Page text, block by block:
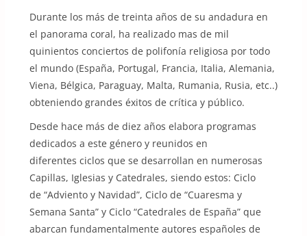
Durante los más de treinta años de su andadura en
el panorama coral, ha realizado mas de mil
quinientos conciertos de polifonía religiosa por todo
el mundo (España, Portugal, Francia, Italia, Alemania,
Viena, Bélgica, Paraguay, Malta, Rumania, Rusia, etc..)
obteniendo grandes éxitos de crítica y público.
Desde hace más de diez años elabora programas
dedicados a este género y reunidos en
diferentes ciclos que se desarrollan en numerosas
Capillas, Iglesias y Catedrales, siendo estos: Ciclo
de “Adviento y Navidad”, Ciclo de “Cuaresma y
Semana Santa” y Ciclo “Catedrales de España” que
abarcan fundamentalmente autores españoles de